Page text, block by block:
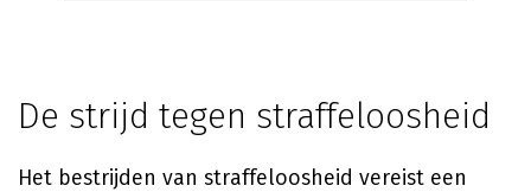
De strijd tegen straffeloosheid
Het bestrijden van straffeloosheid vereist een